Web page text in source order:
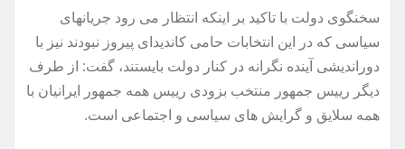
سخنگوی دولت با تاکید بر اینکه انتظار می رود جریانهای
سیاسی که در این انتخابات حامی کاندیدای پیروز نبودند نیز با
دوراندیشی آینده نگرانه در کنار دولت بایستند، گفت: از طرف
دیگر رییس جمهور منتخب بزودی رییس همه جمهور ایرانیان با
همه سلایق و گرایش های سیاسی و اجتماعی است.